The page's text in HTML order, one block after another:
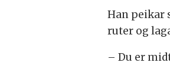
Han peikar
ruter og
– Du er